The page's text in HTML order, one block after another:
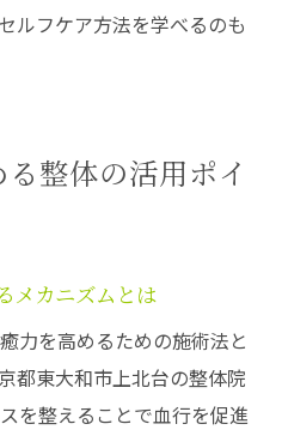
ルフケア方法を学べるのも
整体の活用ポイ
メカニズムとは
力を高めるための施術法と
都東大和市上北台の整体院
を整えることで血行を促進